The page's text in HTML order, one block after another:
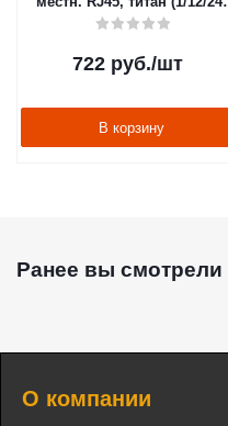
"SCHNEIDER"
722 руб./шт
В корзину
Ранее вы смотрели
О компании